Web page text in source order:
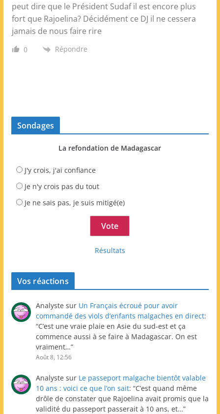
peut dire que le Président Sudaf il est encore plus
fort que Rajoelina? Décidément ce DJ il ne cessera
jamais de nous faire rire
0 Répondre
Sondages
La refondation de Madagascar
J'y crois, j'ai confiance
Je n'y crois pas du tout
Je ne sais pas, je suis mitigé(e)
Résultats
Vos réactions
Analyste sur Un Français écroué pour avoir
commandé des viols d’enfants malgaches en direct:
“C’est une vraie plaie en Asie du sud-est et ça
commence aussi à se faire à Madagascar. On est
vraiment…”
Août 8, 12:56
Analyste sur Le passeport malgache bientôt valable
10 ans : voici ce que l’on sait: “C’est quand même
drôle de constater que Rajoelina avait promis que la
validité du passeport passerait à 10 ans, et…”